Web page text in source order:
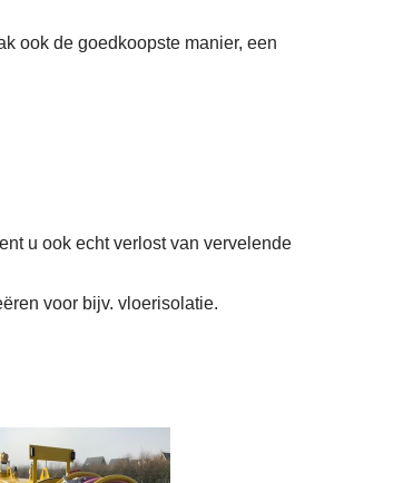
ook de goedkoopste manier, een
u ook echt verlost van vervelende
voor bijv. vloerisolatie.